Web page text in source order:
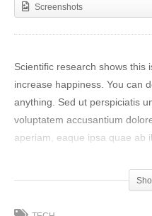
Screenshots
Scientific research shows this
increase happiness. You can
anything. Sed ut perspiciatis
voluptatem accusantium
aperiam, eaque ipsa quae ab
voluptatem quia voluptas sit
quia consequuntur magni
sequi nesciunt.